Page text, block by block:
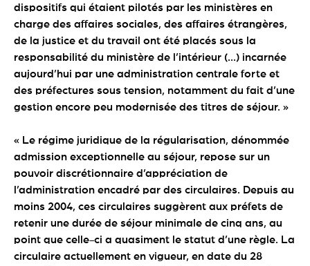
dispositifs qui étaient pilotés par les ministères en
charge des affaires sociales, des affaires étrangères,
de la justice et du travail ont été placés sous la
responsabilité du ministère de l’intérieur (...) incarnée
aujourd’hui par une administration centrale forte et
des préfectures sous tension, notamment du fait d’une
gestion encore peu modernisée des titres de séjour. »
« Le régime juridique de la régularisation, dénommée
admission exceptionnelle au séjour, repose sur un
pouvoir discrétionnaire d’appréciation de
l’administration encadré par des circulaires. Depuis au
moins 2004, ces circulaires suggèrent aux préfets de
retenir une durée de séjour minimale de cinq ans, au
point que celle-ci a quasiment le statut d’une règle. La
circulaire actuellement en vigueur, en date du 28